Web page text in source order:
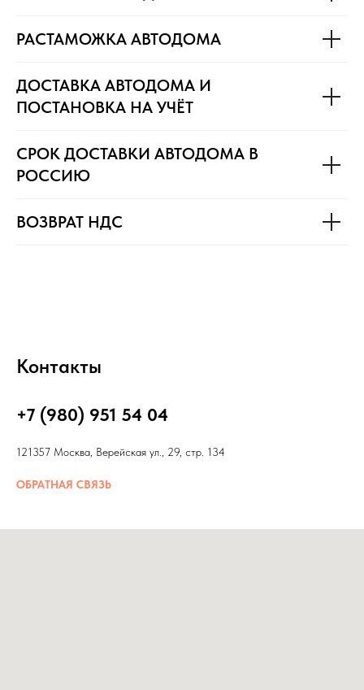
РАСТАМОЖКА АВТОДОМА
ДОСТАВКА АВТОДОМА И
ПОСТАНОВКА НА УЧЁТ
СРОК ДОСТАВКИ АВТОДОМА В
РОССИЮ
ВОЗВРАТ НДС
Контакты
+7 (980) 951 54 04
121357 Москва, Верейская ул., 29, стр. 134
ОБРАТНАЯ СВЯЗЬ